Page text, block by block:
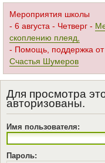
Мероприятия школы
- 6 августа - Четверг -
скоплению плеяд,
- Помощь, поддержка
Счастья Шумеров
Для просмотра
авторизованы.
Имя пользователя:
Пароль: